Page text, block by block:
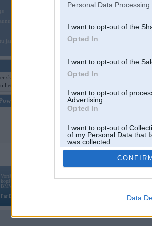
Personal Data
I want to opt-out of the
Opted In
I want to opt-out of the
Opted In
I want to opt-out of
Advertising.
Opted In
I want to opt-out of
of my Personal Data that
was collected.
Opted Out
CONFIRM
Data
jaunumi
skatās 127
lietotāji.
Vortāls BMWPower.lv darbojas
kopš 2002. gada 14. maija. Tas nav auto klubs un nav saistīts ar
BMW AG.
Par BMWPower